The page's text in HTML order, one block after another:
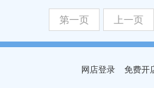
第一页 上一页
网店登录 免费开